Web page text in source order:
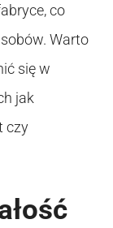
co
Warto
się w
jak
czy